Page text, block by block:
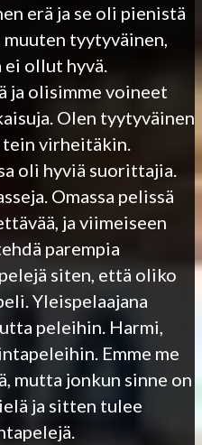
erä ja se oli pienistä
tyytyväinen,
ei ollut hyvä.
ja olisimme voineet
Olen tyytyväinen
tein virheitäkin.
oli hyviä suorittajia.
Omassa pelissä
ja viimeiseen
parempia
siten, että oliko
Yleispelaajana
peleihin. Harmi,
Emme me
mutta jonkun sinne on
ja sitten tulee